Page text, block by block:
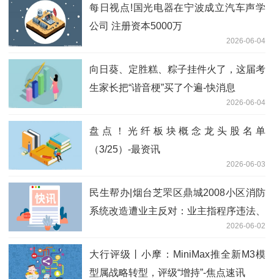
每日视点!国光电器在宁波成立汽车声学
公司 注册资本5000万
2026-06-04
向日葵、定胜糕、粽子挂件火了，这届考
生家长把“谐音梗”买了个遍-快消息
2026-06-04
盘点！光纤板块概念龙头股名单
（3/25）-最资讯
2026-06-03
民生帮办|烟台芝罘区鼎城2008小区消防
系统改造遭业主反对：业主指程序违法、
资金不当，街道称系应急维修且手续齐全
看点
2026-06-02
大行评级丨小摩：MiniMax推全新M3模
型属战略转型，评级“增持”-焦点速讯